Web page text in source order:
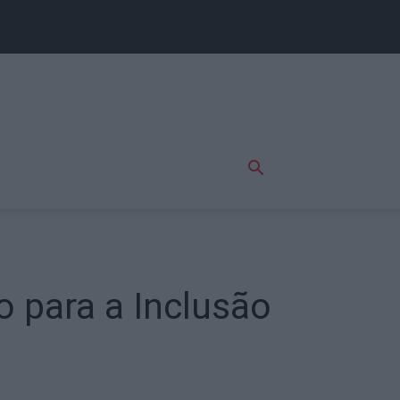
para a Inclusão